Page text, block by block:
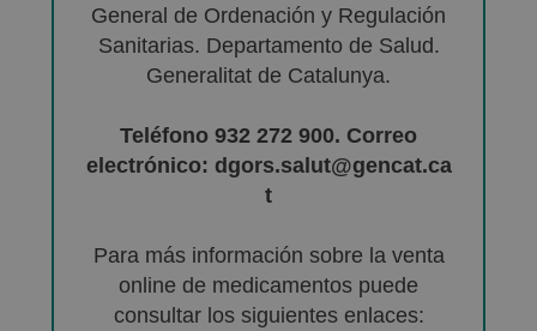
General de Ordenación y Regulación
Sanitarias. Departamento de Salud.
Generalitat de Catalunya.
Teléfono 932 272 900. Correo
electrónico: dgors.salut@gencat.ca
t
Para más información sobre la venta
online de medicamentos puede
consultar los siguientes enlaces: